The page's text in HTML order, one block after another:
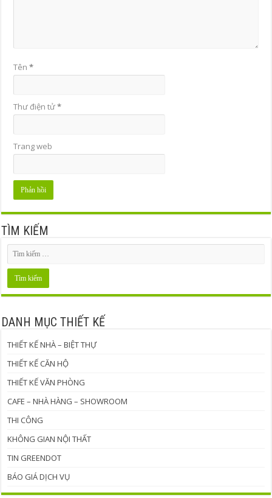
Tên*
Thư điện tử*
Trang web
TÌM KIẾM
DANH MỤC THIẾT KẾ
THIẾT KẾ NHÀ – BIỆT THỰ
THIẾT KẾ CĂN HỘ
THIẾT KẾ VĂN PHÒNG
CAFE – NHÀ HÀNG – SHOWROOM
THI CÔNG
KHÔNG GIAN NỘI THẤT
TIN GREENDOT
BÁO GIÁ DỊCH VỤ